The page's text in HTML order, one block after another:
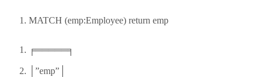
MATCH (emp:Employee) return emp
╒═════╕
│”emp”│